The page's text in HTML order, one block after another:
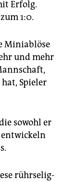
Erfolg.
1:0.
Miniablöse
und mehr
Spieler
sowohl er
entwickeln
rührselig-